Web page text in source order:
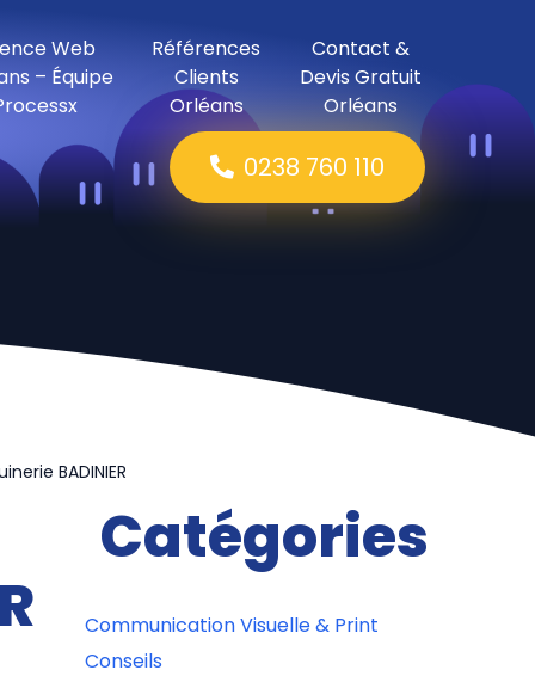
Web
– Équipe
Références
Clients
Orléans
Contact &
Devis Gratuit
Orléans
0238 760 110
BADINIER
Catégories
Communication Visuelle & Print
Conseils